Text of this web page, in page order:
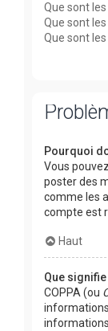
Que sont
Que sont
Que sont
Pourquoi
Vous
poster des
comme les
compte est
Haut
Que signifie
COPPA (ou
informations